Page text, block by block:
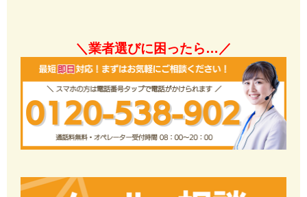
＼業者選びに困ったら…／